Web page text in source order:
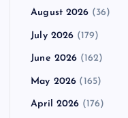
August 2026 (36)
July 2026 (179)
June 2026 (162)
May 2026 (165)
April 2026 (176)